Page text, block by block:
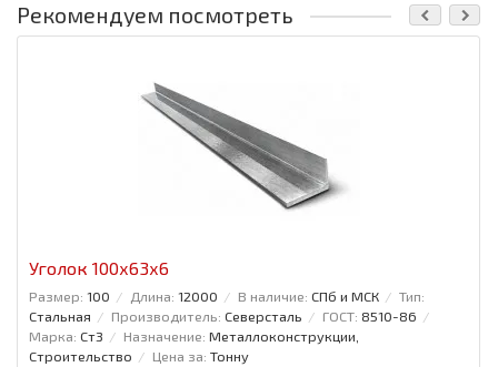
Рекомендуем посмотреть
Уголок 100x63x6
Размер: 100 Длина: 12000 В наличие: СПб и МСК
Тип:
Стальная
Производитель: Северсталь ГОСТ: 8510-86
Марка: Ст3 Назначение: Металлоконструкции,
Строительство
Цена за: Тонну